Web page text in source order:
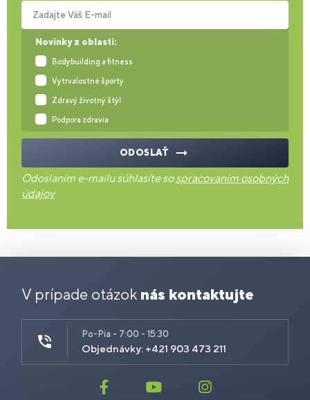
Novinky z oblasti:
Bodybuilding a fitness
Vytrvalostné športy
Zdravý životný štýl
Podpora zdravia
Zadajte Váš E-mail
ODOSLAŤ
Odoslaním e-mailu súhlasíte sospracovaním osobných
údajov
V prípade otázok nás kontaktujte
Po-Pia - 7:00 - 15:30
Objednávky: +421 903 473 211